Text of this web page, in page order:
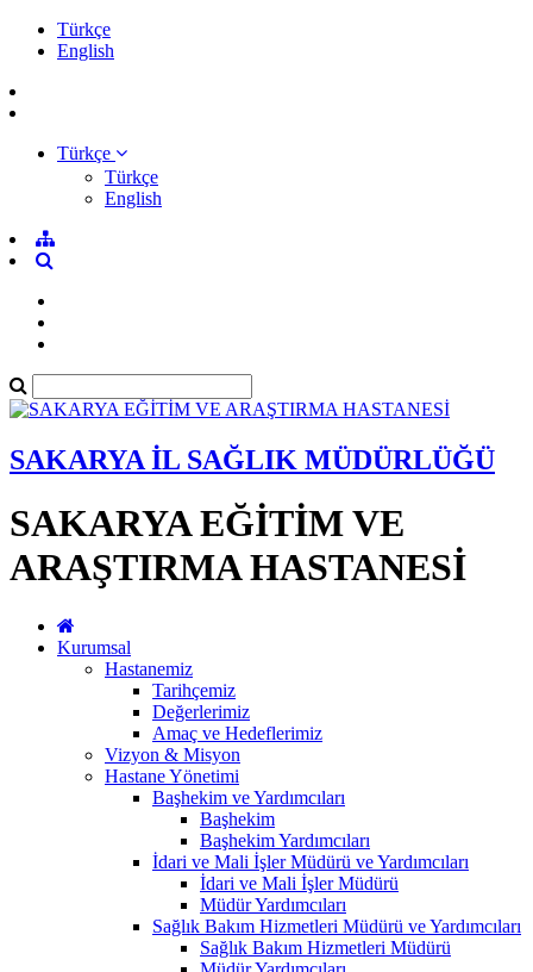
Türkçe
English
Türkçe
Türkçe
English
SAKARYA İL SAĞLIK MÜDÜRLÜĞÜ
SAKARYA EĞİTİM VE
ARAŞTIRMA HASTANESİ
Kurumsal
Hastanemiz
Tarihçemiz
Değerlerimiz
Amaç ve Hedeflerimiz
Vizyon & Misyon
Hastane Yönetimi
Başhekim ve Yardımcıları
Başhekim
Başhekim Yardımcıları
İdari ve Mali İşler Müdürü ve Yardımcıları
İdari ve Mali İşler Müdürü
Müdür Yardımcıları
Sağlık Bakım Hizmetleri Müdürü ve Yardımcıları
Sağlık Bakım Hizmetleri Müdürü